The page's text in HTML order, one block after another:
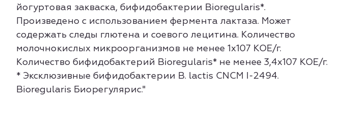
йогуртовая закваска, бифидобактерии Bioregularis*.
Произведено с использованием фермента лактаза. Может
содержать следы глютена и соевого лецитина. Количество
молочнокислых микроорганизмов не менее 1х107 КОЕ/г.
Количество бифидобактерий Bioregularis* не менее 3,4х107 КОЕ/г.
* Эксклюзивные бифидобактерии B. lactis CNCM I-2494.
Bioregularis Биорегулярис."